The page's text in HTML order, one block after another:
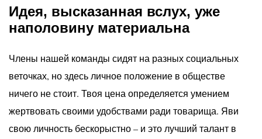
Идея, высказанная вслух, уже
наполовину материальна
Члены нашей команды сидят на разных социальных
веточках, но здесь личное положение в обществе
ничего не стоит. Твоя цена определяется умением
жертвовать своими удобствами ради товарища. Яви
свою личность бескорыстно – и это лучший талант в